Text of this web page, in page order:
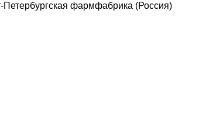
Петербургская фармфабрика (Россия)